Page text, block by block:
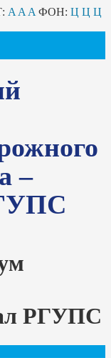
A A A ФОН: Ц Ц Ц
–
РГУПС